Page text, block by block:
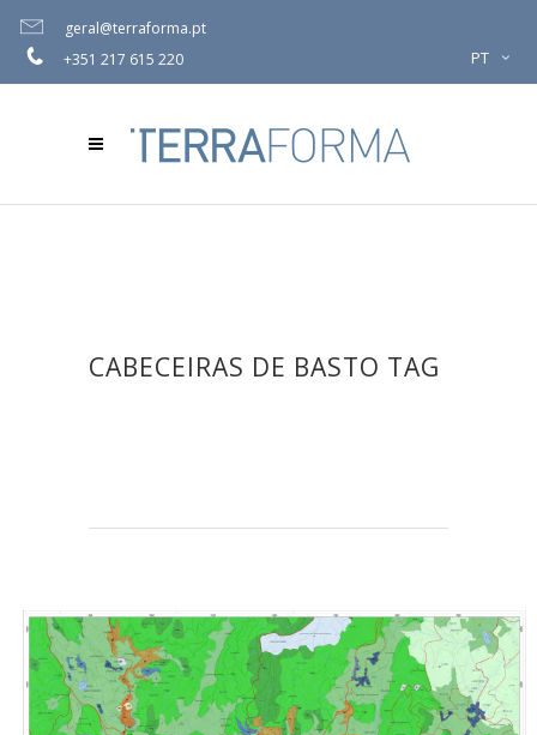
geral@terraforma.pt
+351 217 615 220
PT
CABECEIRAS DE BASTO TAG